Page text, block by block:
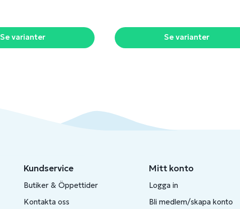
Se varianter Se varianter
Kundservice
Butiker & Öppettider
Kontakta oss
Mitt konto
Logga in
Bli medlem/skapa konto